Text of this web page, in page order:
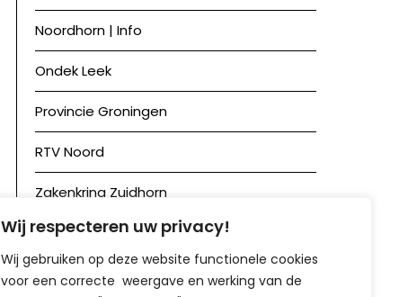
Wij respecteren uw privacy!
Wij gebruiken op deze website functionele cookies
voor een correcte weergave en werking van de
Noordhorn | Info
Ondek Leek
Provincie Groningen
RTV Noord
Zakenkring Zuidhorn
Zuidhorn in Beeld
Achief